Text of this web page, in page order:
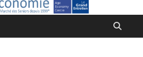
– Marché